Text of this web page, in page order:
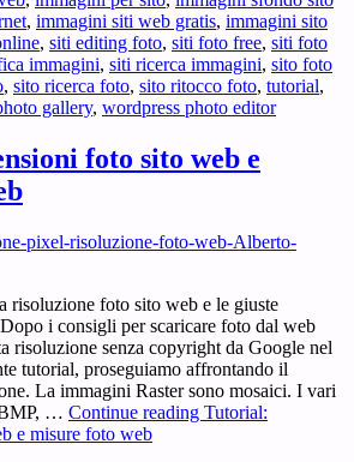
, immagini siti web gratis, immagini sito
, siti editing foto, siti foto free, siti foto
immagini, siti ricerca immagini, sito foto
, sito ricerca foto, sito ritocco foto, tutorial,
gallery, wordpress photo editor
foto sito web e
risoluzione foto sito web e le giuste
i consigli per scaricare foto dal web
risoluzione senza copyright da Google nel
tutorial, proseguiamo affrontando il
La immagini Raster sono mosaici. I vari
… Continue reading Tutorial:
e misure foto web